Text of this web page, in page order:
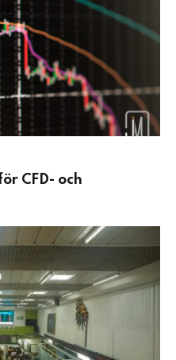
CFD- och